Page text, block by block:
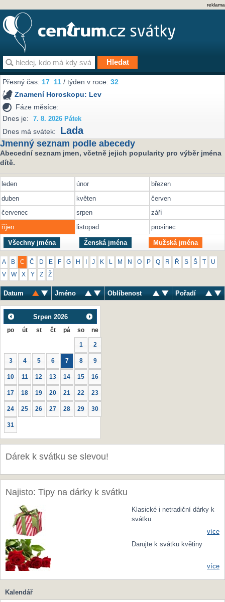
reklama
Přesný čas:17 11 / týden v roce:32
Znamení Horoskopu: Lev
Fáze měsíce:
Dnes je:
7. 8. 2026 Pátek
Dnes má svátek: Lada
Jmenný seznam podle abecedy
Abecední seznam jmen, včetně jejich popularity pro výběr jména
dítě.
leden únor
březen
duben
květen
červen
červenec
srpen
září
říjen
listopad prosinec
Všechny jména Ženská jména Mužská jména
A B C Č D E F G H J K M N O P Q R Ř S Š U
V W X Y Z Ž
Datum Jméno Oblíbenost Pořadí
Srpen 2026
po út st čt pá so ne
1 2
3 4 5 6 7 8 9
10 11 12 13 14 15 16
17 18 19 20 21 22 23
24 25 26 27 28 29 30
31
Dárek k svátku se slevou!
Najisto: Tipy na dárky k svátku
Klasické i netradiční dárky k
svátku
více
Darujte k svátku květiny
více
Kalendář